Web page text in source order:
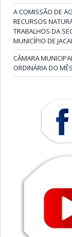
A COMISSÃO DE
RECURSOS
TRABALHOS DA
MUNICÍPIO DE
CÂMARA
ORDINÁRIA DO